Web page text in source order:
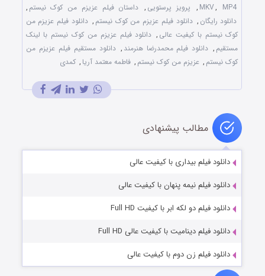
MKV, MP4
, پرویز پرستویی , داستان فیلم عزیزم من کوک نیستم ,
دانلود رایگان , دانلود فیلم عزیزم من کوک نیستم , دانلود فیلم عزیزم من
کوک نیستم با کیفیت عالی , دانلود فیلم عزیزم من کوک نیستم با لینک
مستقیم , دانلود فیلم محمدرضا هنرمند , دانلود مستقیم فیلم عزیزم من
کوک نیستم , عزیزم من کوک نیستم , فاطمه معتمد آریا , کمدی
مطالب پیشنهادی
دانلود فیلم بیداری با کیفیت عالی
دانلود فیلم نیمه پنهان با کیفیت عالی
دانلود فیلم دو لکه ابر با کیفیت Full HD
دانلود فیلم دینامیت با کیفیت عالی Full HD
دانلود فیلم زن دوم با کیفیت عالی